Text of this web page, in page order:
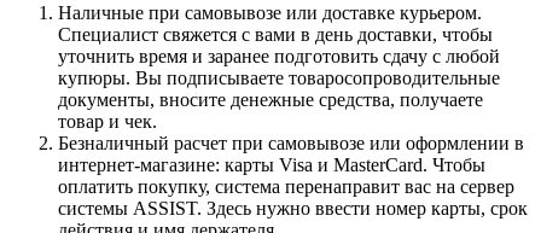
Наличные при самовывозе или доставке курьером.
Специалист свяжется с вами в день доставки, чтобы
уточнить время и заранее подготовить сдачу с любой
купюры. Вы подписываете товаросопроводительные
документы, вносите денежные средства, получаете
товар и чек.
Безналичный расчет при самовывозе или оформлении в
интернет-магазине: карты Visa и MasterCard. Чтобы
оплатить покупку, система перенаправит вас на сервер
системы ASSIST. Здесь нужно ввести номер карты, срок